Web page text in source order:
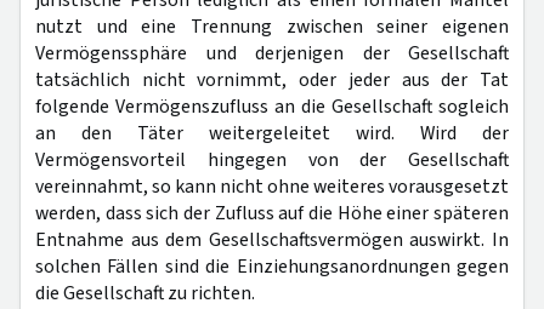
nutzt und eine Trennung zwischen seiner eigenen
Vermögenssphäre und derjenigen der Gesellschaft
tatsächlich nicht vornimmt, oder jeder aus der Tat
folgende Vermögenszufluss an die Gesellschaft sogleich
an den Täter weitergeleitet wird. Wird der
Vermögensvorteil hingegen von der Gesellschaft
vereinnahmt, so kann nicht ohne weiteres vorausgesetzt
werden, dass sich der Zufluss auf die Höhe einer späteren
Entnahme aus dem Gesellschaftsvermögen auswirkt. In
solchen Fällen sind die Einziehungsanordnungen gegen
die Gesellschaft zu richten.